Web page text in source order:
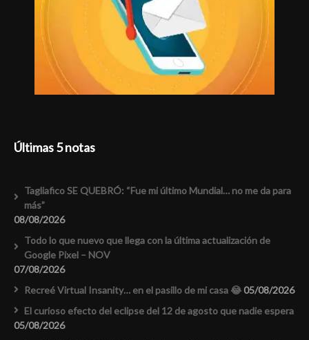
Últimas 5 notas
Tagliafico SE QUEBRÓ: “Fue mi último Mundial… no me da para
más”
08/08/2026
Todo lo que nuevo que llega con la última actualización de
Google Pixel – NOV
07/08/2026
Recreé Virtual Insanity… en el pasillo de mi casa 😂05/08/2026
El curioso efecto del eclipse del 12 de agosto que nadie espera
05/08/2026